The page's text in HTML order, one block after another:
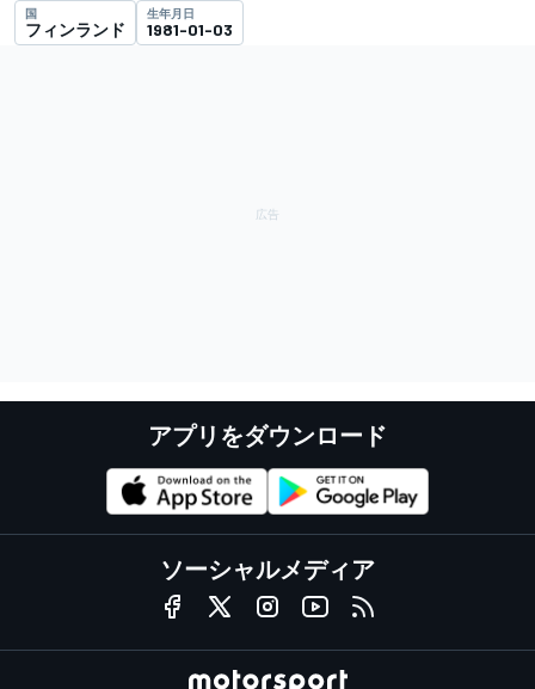
国
フィンランド
生年月日
1981-01-03
アプリをダウンロード
ソーシャルメディア